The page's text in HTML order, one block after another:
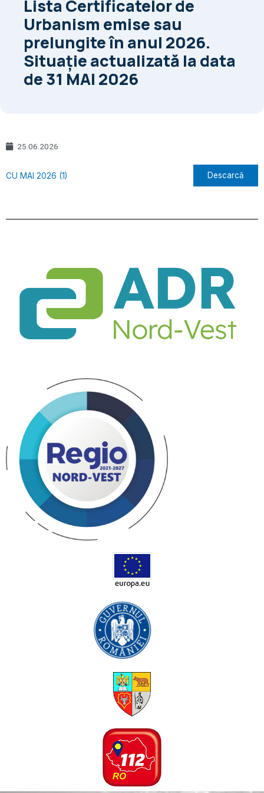
Lista Certificatelor de
Urbanism emise sau
prelungite în anul 2026.
Situație actualizată la data
de 31 MAI 2026
25.06.2026
CU MAI 2026 (1) Descarcă